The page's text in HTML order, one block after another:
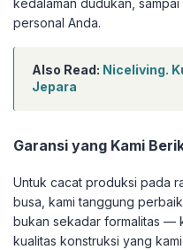
kedalaman dudukan,
personal Anda.
Also Read: Niceliving.
Jepara
Garansi yang Kami
Untuk cacat produksi pada
busa, kami tanggung
bukan sekadar formalitas —
kualitas konstruksi yang